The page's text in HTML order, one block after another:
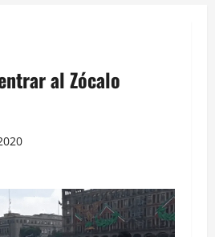
al Zócalo